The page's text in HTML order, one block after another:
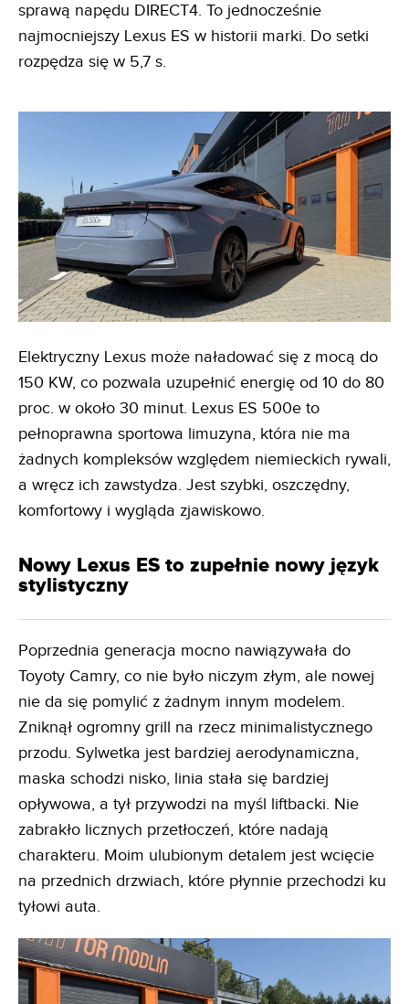
sprawą napędu DIRECT4. To jednocześnie
najmocniejszy Lexus ES w historii marki. Do setki
rozpędza się w 5,7 s.
Elektryczny Lexus może naładować się z mocą do
150 KW, co pozwala uzupełnić energię od 10 do 80
proc. w około 30 minut. Lexus ES 500e to
pełnoprawna sportowa limuzyna, która nie ma
żadnych kompleksów względem niemieckich rywali,
a wręcz ich zawstydza. Jest szybki, oszczędny,
komfortowy i wygląda zjawiskowo.
Nowy Lexus ES to zupełnie nowy język
stylistyczny
Poprzednia generacja mocno nawiązywała do
Toyoty Camry, co nie było niczym złym, ale nowej
nie da się pomylić z żadnym innym modelem.
Zniknął ogromny grill na rzecz minimalistycznego
przodu. Sylwetka jest bardziej aerodynamiczna,
maska schodzi nisko, linia stała się bardziej
opływowa, a tył przywodzi na myśl liftbacki. Nie
zabrakło licznych przetłoczeń, które nadają
charakteru. Moim ulubionym detalem jest wcięcie
na przednich drzwiach, które płynnie przechodzi ku
tyłowi auta.